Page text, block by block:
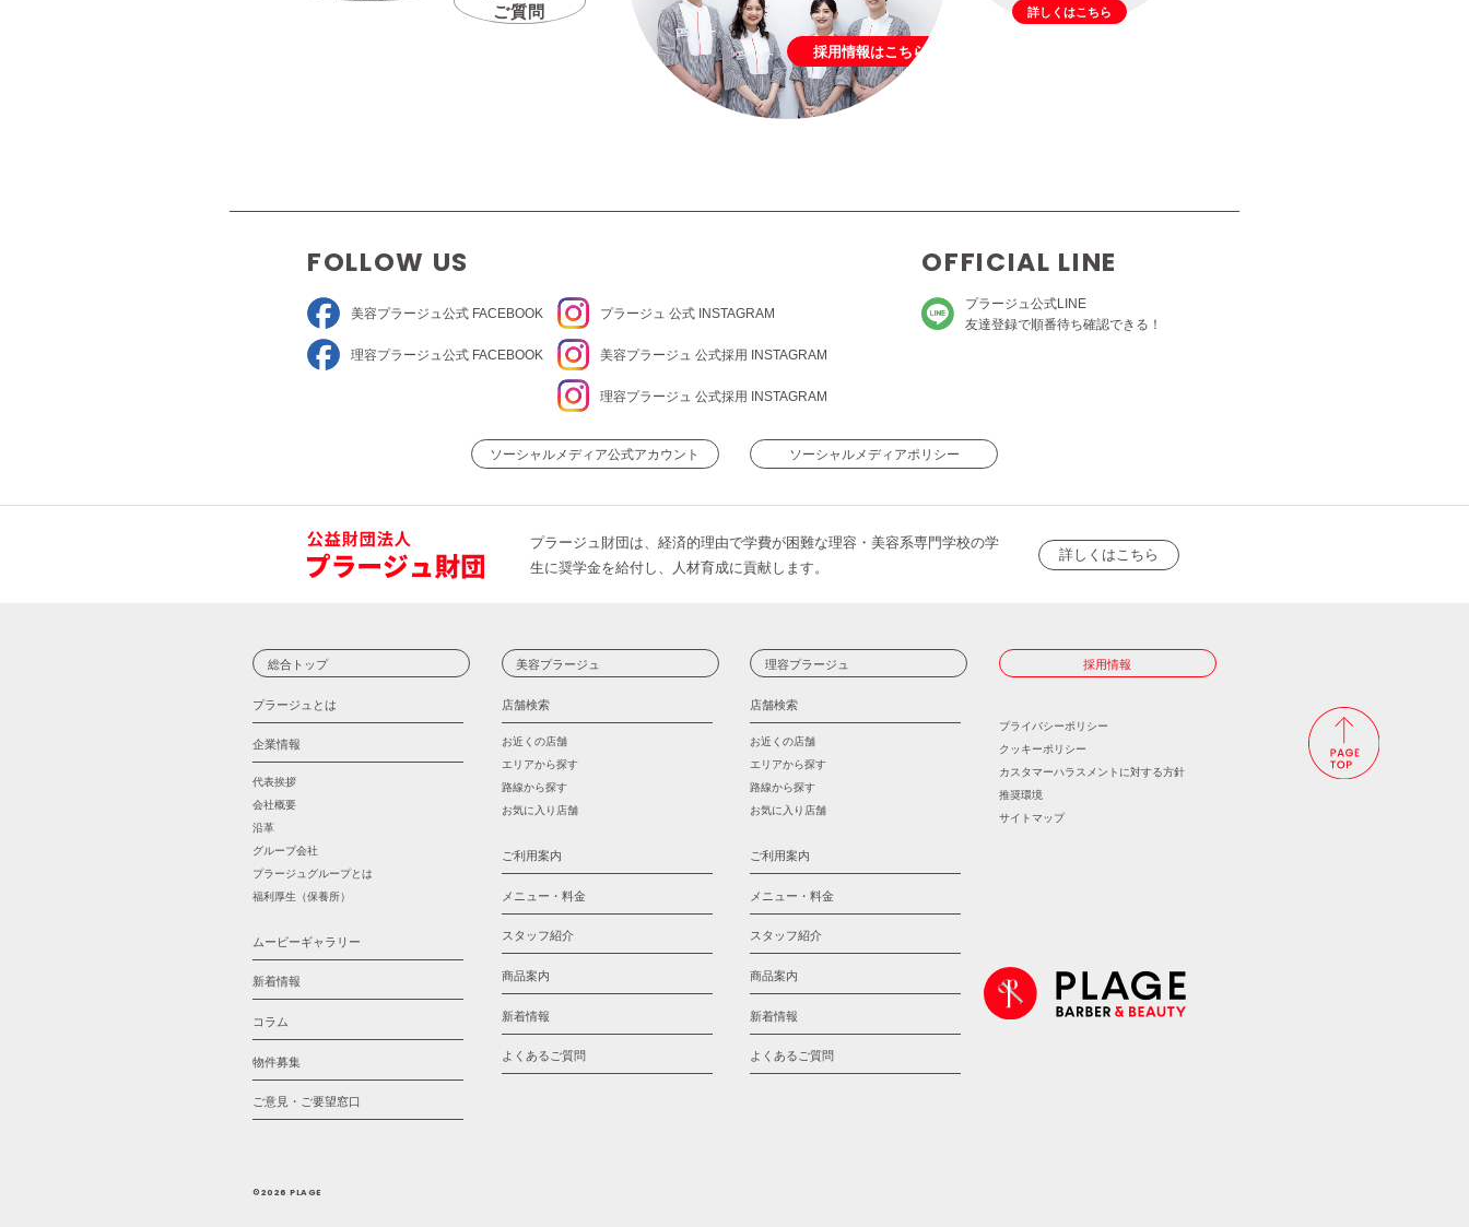
ご質問
採用情報はこちら
詳しくはこちら
FOLLOW US
美容プラージュ 公式 FACEBOOK
理容プラージュ 公式 FACEBOOK
プラージュ公式 INSTAGRAM
美容プラージュ 公式採用 INSTAGRAM
理容プラージュ 公式採用 INSTAGRAM
OFFICIAL LINE
プラージュ公式LINE
友達登録で順番待ち確認できる！
ソーシャルメディア公式アカウント ソーシャルメディアポリシー
プラージュ財団は、経済的理由で学費が困難な理容・美容系専門学校の学
生に奨学金を給付し、人材育成に貢献します。
詳しくはこちら
総合トップ
プラージュとは
企業情報
代表挨拶
会社概要
沿革
グループ会社
プラージュグループとは
福利厚生（保養所）
ムービーギャラリー
新着情報
コラム
物件募集
ご意見・ご要望窓口
美容プラージュ
店舗検索
お近くの店舗
エリアから探す
路線から探す
お気に入り店舗
ご利用案内
メニュー・料金
スタッフ紹介
商品案内
新着情報
よくあるご質問
理容プラージュ
店舗検索
お近くの店舗
エリアから探す
路線から探す
お気に入り店舗
ご利用案内
メニュー・料金
スタッフ紹介
商品案内
新着情報
よくあるご質問
採用情報
プライバシーポリシー
クッキーポリシー
カスタマーハラスメントに対する方針
推奨環境
サイトマップ
©2026 PLAGE